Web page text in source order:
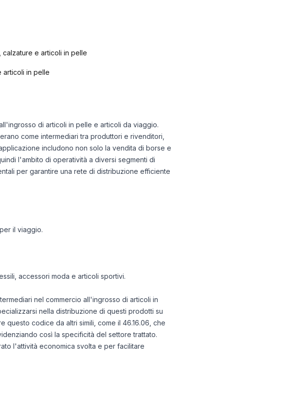
e articoli in pelle
articoli in pelle
di articoli in pelle e articoli da viaggio.
come intermediari tra produttori e rivenditori,
includono non solo la vendita di borse e
l'ambito di operatività a diversi segmenti di
per garantire una rete di distribuzione efficiente
il viaggio.
accessori moda e articoli sportivi.
nel commercio all'ingrosso di articoli in
nella distribuzione di questi prodotti su
questo codice da altri simili, come il 46.16.06, che
così la specificità del settore trattato.
l'attività economica svolta e per facilitare